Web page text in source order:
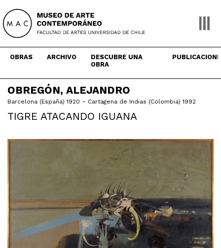
content
OBRAS ARCHIVO
DESCUBRE UNA
OBRA
OBREGÓN, ALEJANDRO
Barcelona (España) 1920 – Cartagena de Indias (Colombia) 1992
TIGRE ATACANDO IGUANA